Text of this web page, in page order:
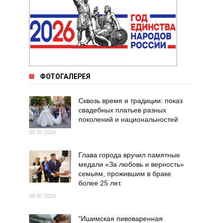
ФОТОГАЛЕРЕЯ
Сквозь время и традиции: показ
свадебных платьев разных
поколений и национальностей
09.07.2026
Глава города вручил памятные
медали «За любовь и верность»
семьям, прожившим в браке
более 25 лет.
09.07.2026
"Ишимская пивоваренная